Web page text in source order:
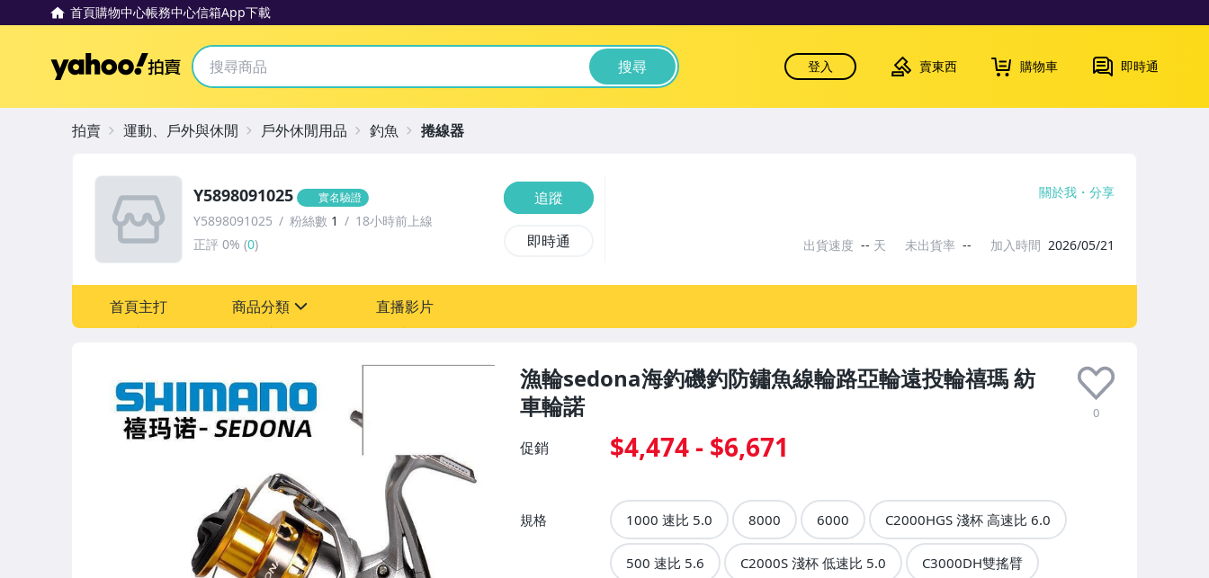
首頁購物中心帳務中心信箱App下載
Yahoo拍賣 搜尋 登入 賣東西 購物車 即時通
漁輪sedona海釣磯釣防鏽魚線輪路亞輪遠投輪禧瑪 紡
車輪諾
0
促銷 $4,474 - $6,671
規格 1000 速比 5.0 8000 6000 C2000HGS 淺杯 高速比 6.0
500 速比 5.6 C2000S 淺杯 低速比 5.0 C3000DH雙搖臂
Y5898091025 實名驗證
Y5898091025 粉絲數 1
18小時前上線
正評 0% (0)
追蹤
即時通
關於我 分享
出貨速度 -- 天 未出貨率 -- 加入時間 2026/05/21
首頁主打 商品分類
圖書/影音/文具
手機、配件與通訊
美容保養與彩妝
電腦、平板與周邊
直播影片
拍賣 運動、戶外與休閒 戶外休閒用品 釣魚 捲線器